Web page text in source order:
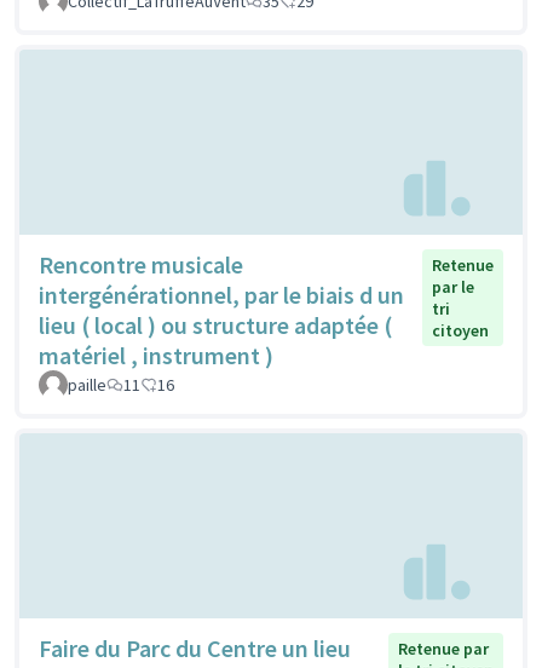
Rencontre musicale
intergénérationnel, par le biais d un
lieu ( local ) ou structure adaptée (
matériel , instrument )
Retenue
par le
tri
citoyen
paille 11 16
Faire du Parc du Centre un lieu
Retenue par